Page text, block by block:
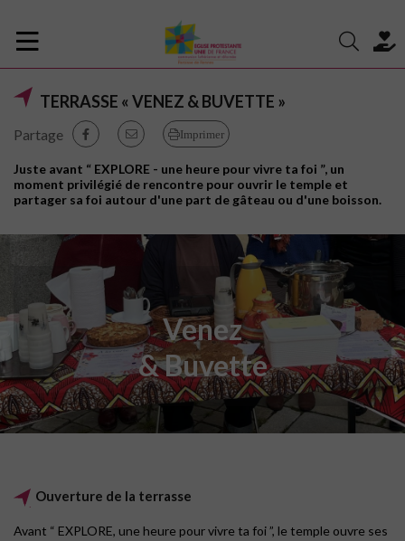
TERRASSE « VENEZ & BUVETTE »
Partage Imprimer
Juste avant “ EXPLORE - une heure pour vivre ta foi ”, un
moment privilégié de rencontre pour ouvrir le temple et
partager sa foi autour d'une part de gâteau ou d'une boisson.
Venez
& Buvette
Ouverture de la terrasse
Avant “ EXPLORE, une heure pour vivre ta foi ”, le temple ouvre ses